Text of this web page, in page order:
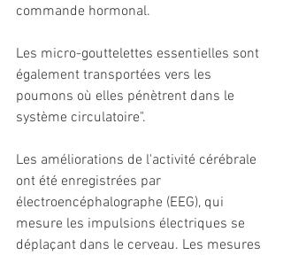
commande hormonal.
Les micro-gouttelettes essentielles sont
également transportées vers les
poumons où elles pénètrent dans le
système circulatoire".
Les améliorations de l'activité cérébrale
ont été enregistrées par
électroencéphalographe (EEG), qui
mesure les impulsions électriques se
déplaçant dans le cerveau. Les mesures